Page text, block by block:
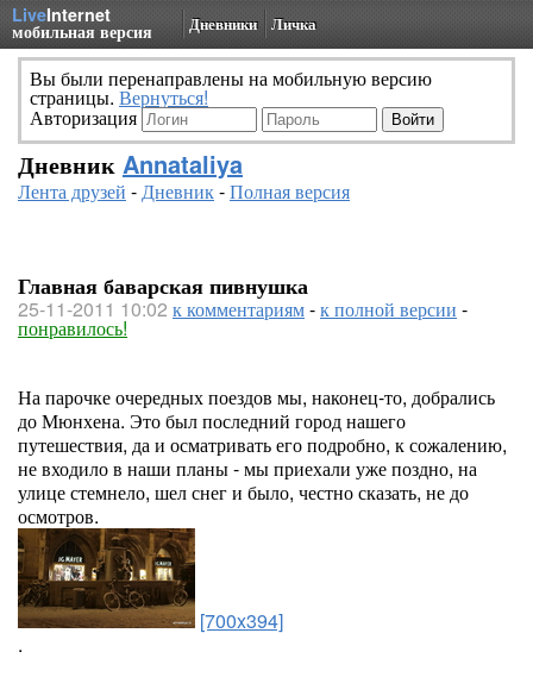
LiveInternet
мобильная версия Дневники Личка
Вы были перенаправлены на мобильную версию
страницы. Вернуться!
Авторизация
Дневник Annataliya
Лента друзей -Дневник-Полная версия
Главная баварская пивнушка
25-11-2011 10:02 к комментариям-к полной версии -
понравилось!
На парочке очередных поездов мы, наконец-то, добрались
до Мюнхена. Это был последний город нашего
путешествия, да и осматривать его подробно, к сожалению,
не входило в наши планы - мы приехали уже поздно, на
улице стемнело, шел снег и было, честно сказать, не до
осмотров.
[700x394]
.